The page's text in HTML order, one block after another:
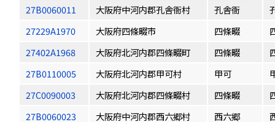
27B0060011
大阪府中河内郡孔舎衙村 孔舎衙
27229A1970
大阪府四條畷市 四條畷
27402A1968
大阪府北河内郡四條畷町 四條畷
27B0110005
大阪府北河内郡甲可村 甲可
27C0090003
大阪府北河内郡四條畷村 四條畷
27B0060023
大阪府中河内郡西六郷村 西六郷